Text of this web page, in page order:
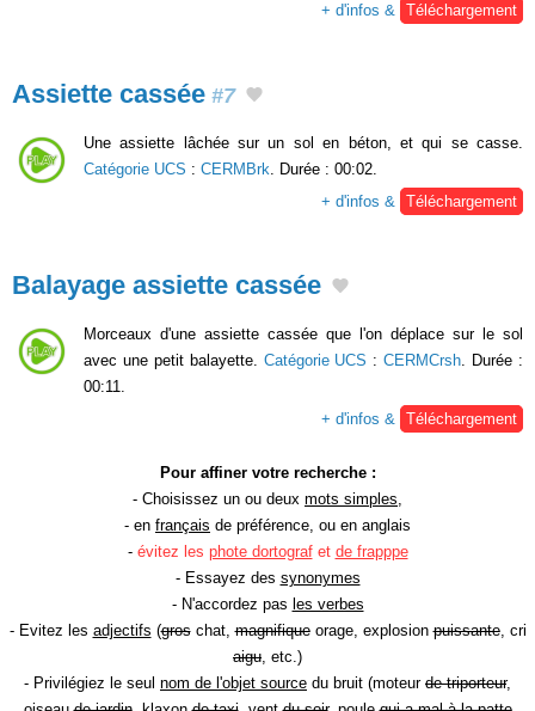
+ d'infos & Téléchargement
Assiette cassée #7
Une assiette lâchée sur un sol en béton, et qui se casse.
Catégorie UCS : CERMBrk. Durée : 00:02.
+ d'infos & Téléchargement
Balayage assiette cassée
Morceaux d'une assiette cassée que l'on déplace sur le sol
avec une petit balayette. Catégorie UCS :CERMCrsh . Durée :
00:11.
+ d'infos &
Téléchargement
Pour affiner votre recherche :
- Choisissez un ou deux mots simples
- en français de préférence, ou en anglais
- évitez les phote dortografet de frapppe
- Essayez des synonymes
- N'accordez pas les verbes
- Evitez les adjectifs (groschat,magnifiqueorage, explosionpuissante, cri
aigu , etc.)
- Privilégiez le seul nom de l'objet source du bruit (moteur de triporteur,